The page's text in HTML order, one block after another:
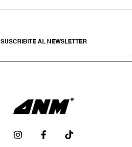
SUSCRIBITE AL NEWSLETTER